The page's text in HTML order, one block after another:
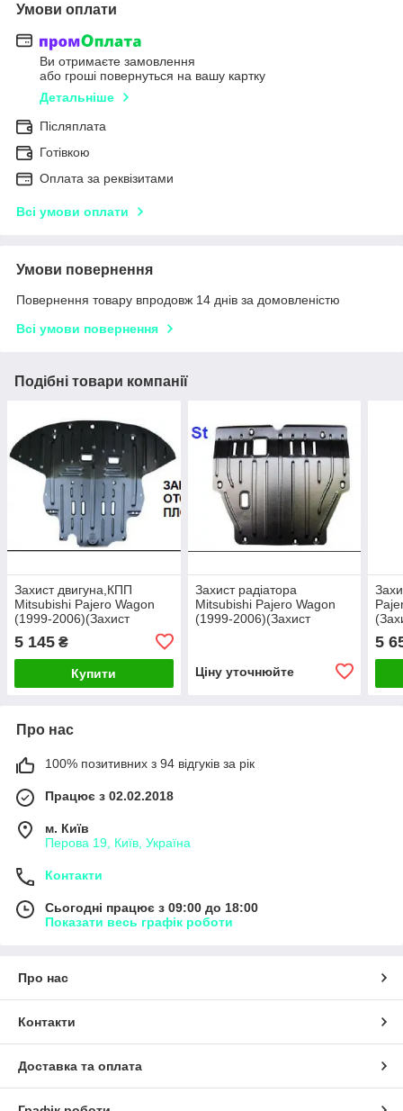
Умови оплати
Ви отримаєте замовлення
або гроші повернуться на вашу картку
Детальніше
Післяплата
Готівкою
Оплата за реквізитами
Всі умови оплати
Умови повернення
Повернення товару впродовж 14 днів за домовленістю
Всі умови повернення
Подібні товари компанії
Захист двигуна,КПП
Mitsubishi Pajero Wagon
(1999-2006)(Захист
двигуна Мітсубісі Паджеро
Вагон) Полігон-Авто
5 145 ₴
Купити
Захист радіатора
Mitsubishi Pajero Wagon
(1999-2006)(Захист
Ціну уточнюйте
Авто
5
Про нас
100% позитивних з 94 відгуків за рік
Працює з 02.02.2018
м. Київ
Перова 19, Київ, Україна
Контакти
Сьогодні працює з 09:00 до 18:00
Показати весь графік роботи
Про нас
Контакти
Доставка та оплата